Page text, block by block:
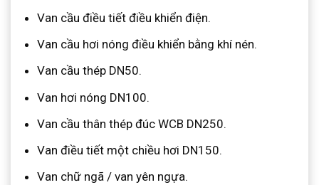
Van cầu điều tiết điều khiển điện.
Van cầu hơi nóng điều khiển bằng khí nén.
Van cầu thép DN50.
Van hơi nóng DN100.
Van cầu thân thép đúc WCB DN250.
Van điều tiết một chiều hơi DN150.
Van chữ ngã / van yên ngựa.